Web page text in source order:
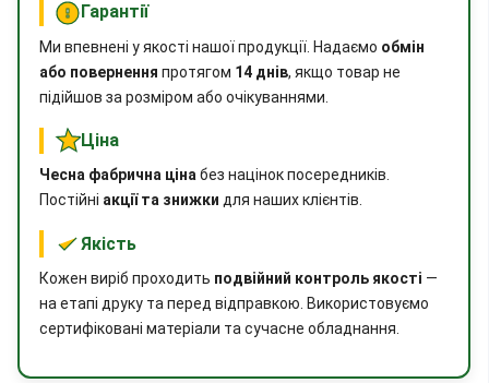
Гарантії
Ми впевнені у якості нашої продукції. Надаємо обмін
або повернення протягом 14 днів, якщо товар не
підійшов за розміром або очікуваннями.
Ціна
Чесна фабрична цінабез націнок посередників.
Постійні акції та знижки для наших клієнтів.
Якість
Кожен виріб проходить подвійний контроль якості —
на етапі друку та перед відправкою. Використовуємо
сертифіковані матеріали та сучасне обладнання.